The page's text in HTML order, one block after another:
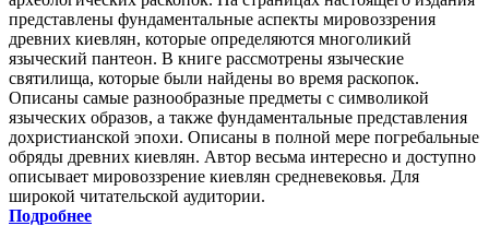
представлены фундаментальные аспекты мировоззрения
древних киевлян, которые определяются многоликий
языческий пантеон. В книге рассмотрены языческие
святилища, которые были найдены во время раскопок.
Описаны самые разнообразные предметы с символикой
языческих образов, а также фундаментальные представления
дохристианской эпохи. Описаны в полной мере погребальные
обряды древних киевлян. Автор весьма интересно и доступно
описывает мировоззрение киевлян средневековья. Для
широкой читательской аудитории.
Подробнее